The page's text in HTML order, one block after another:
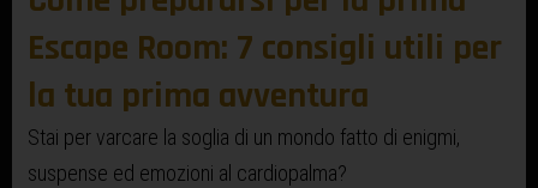
Escape Room: 7 consigli utili per
la tua prima avventura
Stai per varcare la soglia di un mondo fatto di enigmi,
suspense ed emozioni al cardiopalma?